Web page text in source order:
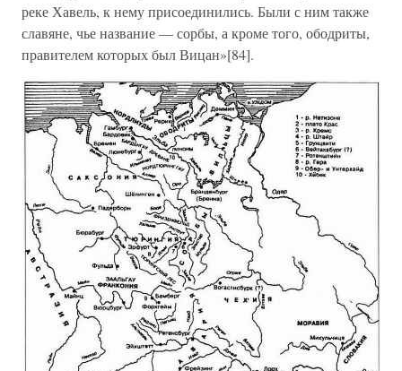
реке Хавель, к нему присоединились. Были с ним также
славяне, чье название — сорбы, а кроме того, ободриты,
правителем которых был Вицан»[84].